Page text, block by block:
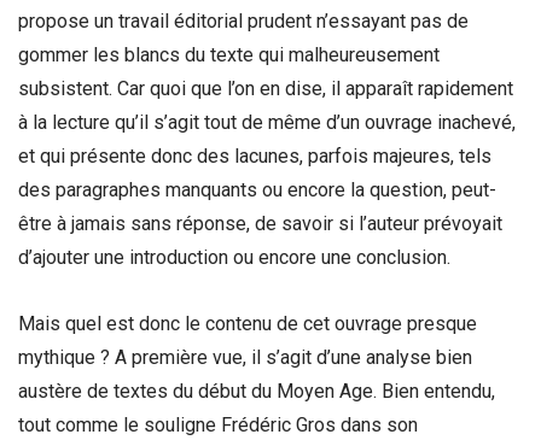
propose un travail éditorial prudent n’essayant pas de
gommer les blancs du texte qui malheureusement
subsistent. Car quoi que l’on en dise, il apparaît rapidement
à la lecture qu’il s’agit tout de même d’un ouvrage inachevé,
et qui présente donc des lacunes, parfois majeures, tels
des paragraphes manquants ou encore la question, peut-
être à jamais sans réponse, de savoir si l’auteur prévoyait
d’ajouter une introduction ou encore une conclusion.
Mais quel est donc le contenu de cet ouvrage presque
mythique ? A première vue, il s’agit d’une analyse bien
austère de textes du début du Moyen Age. Bien entendu,
tout comme le souligne Frédéric Gros dans son